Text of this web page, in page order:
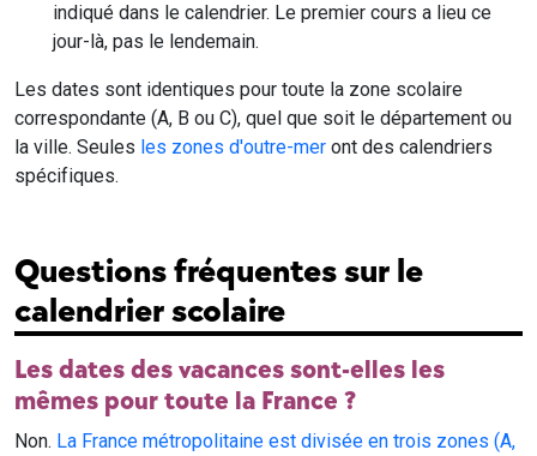
indiqué dans le calendrier. Le premier cours a lieu ce
jour-là, pas le lendemain.
Les dates sont identiques pour toute la zone scolaire
correspondante (A, B ou C), quel que soit le département ou
la ville. Seules les zones d'outre-mer ont des calendriers
spécifiques.
Questions fréquentes sur le
calendrier scolaire
Les dates des vacances sont-elles les
mêmes pour toute la France ?
Non. La France métropolitaine est divisée en trois zones (A,